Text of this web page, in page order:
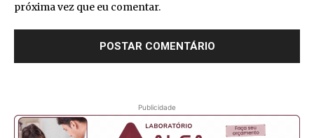
próxima vez que eu comentar.
Publicidade